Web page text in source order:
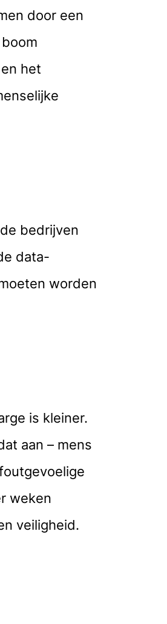
door een
het
bedrijven
data-
worden
is kleiner.
aan – mens
weken
veiligheid.